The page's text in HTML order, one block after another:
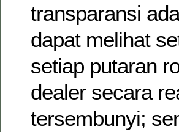
transparansi
dapat melihat
setiap putaran
dealer secara
tersembunyi;